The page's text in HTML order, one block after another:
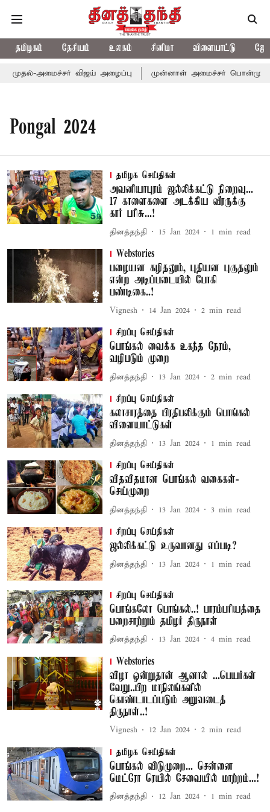
தமிழகம் தேசியம் உலகம் சினிமா விளையாட்டு
முதல்-அமைச்சர் விஜய் அழைப்பு முன்னாள் அமைச்சர்
Pongal 2024
தமிழக செய்திகள்
அவனியாபுரம் ஜல்லிக்கட்டு நிறைவு...
17 காளைகளை அடக்கிய வீரருக்கு
கார் பரிசு...!
தினத்தந்தி 15 Jan 2024 1 min read
Webstories
பழையன கழிதலும், புதியன புகுதலும்
என்ற அடிப்படையில் போகி
பண்டிகை..!
Vignesh 14 Jan 2024 2 min read
சிறப்பு செய்திகள்
பொங்கல் வைக்க உகந்த நேரம்,
வழிபடும் முறை
தினத்தந்தி 13 Jan 2024 2 min read
சிறப்பு செய்திகள்
கலாசாரத்தை பிரதிபலிக்கும் பொங்கல்
விளையாட்டுகள்
தினத்தந்தி 13 Jan 2024 1 min read
சிறப்பு செய்திகள்
விதவிதமான பொங்கல் வகைகள்-
செய்முறை
தினத்தந்தி 13 Jan 2024 3 min read
சிறப்பு செய்திகள்
ஜல்லிக்கட்டு உருவானது எப்படி?
தினத்தந்தி 13 Jan 2024 1 min read
சிறப்பு செய்திகள்
பொங்கலோ பொங்கல்..! பாரம்பரியத்தை
பறைசாற்றும் தமிழர் திருநாள்
தினத்தந்தி 13 Jan 2024 4 min read
Webstories
விழா ஒன்றுதான் ஆனால் ...பெயர்கள்
வேறு..பிற மாநிலங்களில்
கொண்டாடப்படும் அறுவடைத்
திருநாள்..!
Vignesh 12 Jan 2024 2 min read
தமிழக செய்திகள்
பொங்கல் விடுமுறை... சென்னை
மெட்ரோ ரெயில் சேவையில் மாற்றம்...!
தினத்தந்தி 12 Jan 2024 1 min read